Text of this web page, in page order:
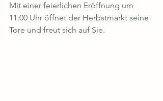
Mit einer feierlichen Eröffnung um
11:00 Uhr öffnet der Herbstmarkt seine
Tore und freut sich auf Sie.